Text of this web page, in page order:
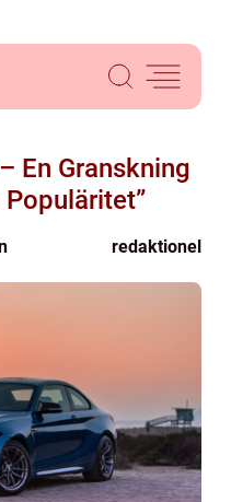
En Granskning
redaktionel